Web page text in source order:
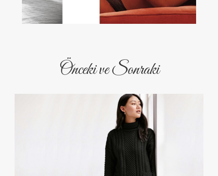
Önceki ve Sonraki